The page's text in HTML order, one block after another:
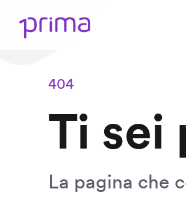
404
Ti sei
La pagina che